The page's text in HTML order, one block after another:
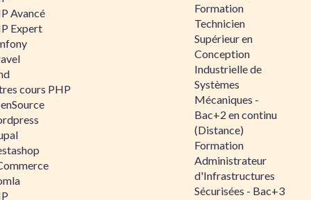
Avancé
Expert
cours PHP
Formation
Technicien
Supérieur en
Conception
Industrielle de
Systèmes
Mécaniques -
Bac+2 en continu
(Distance)
Formation
Administrateur
d'Infrastructures
Sécurisées - Bac+3